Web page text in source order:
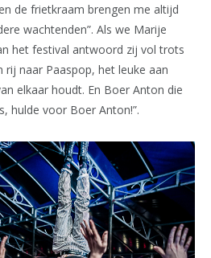
de frietkraam brengen me altijd
wachtenden”. Als we Marije
het festival antwoord zij vol trots
rij naar Paaspop, het leuke aan
elkaar houdt. En Boer Anton die
hulde voor Boer Anton!”.